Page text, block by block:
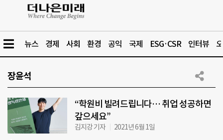
뉴스 경제 사회 환경 공익 국제 ESG·CSR 인터뷰
장윤석
“학원비 빌려드립니다… 취업 성공하면
갚으세요”
김지강 기자 2021년 6월 1일